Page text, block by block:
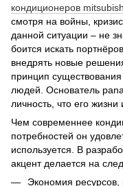
кондиционеров
смотря на войны,
данной ситуации – не
боится искать
внедрять новые
принцип
людей. Основатель
личность, что его
Чем современнее
потребностей он
используется. В
акцент делается на
Экономия ресурсов,